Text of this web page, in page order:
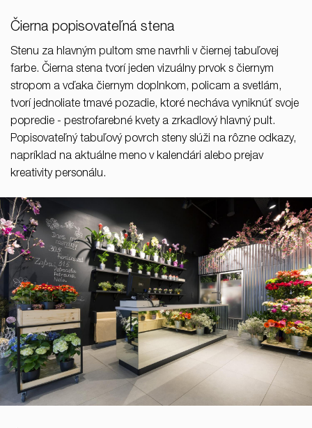
Čierna popisovateľná stena
Stenu za hlavným pultom sme navrhli v čiernej tabuľovej
farbe. Čierna stena tvorí jeden vizuálny prvok s čiernym
stropom a vďaka čiernym doplnkom, policam a svetlám,
tvorí jednoliate tmavé pozadie, ktoré necháva vyniknúť svoje
popredie - pestrofarebné kvety a zrkadlový hlavný pult.
Popisovateľný tabuľový povrch steny slúži na rôzne odkazy,
napríklad na aktuálne meno v kalendári alebo prejav
kreativity personálu.